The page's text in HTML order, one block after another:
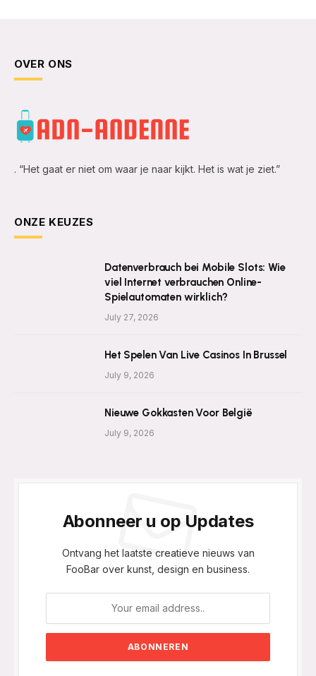
OVER ONS
. “Het gaat er niet om waar je naar kijkt. Het is wat je ziet.”
ONZE KEUZES
Datenverbrauch bei Mobile Slots: Wie
viel Internet verbrauchen Online-
Spielautomaten wirklich?
July 27, 2026
Het Spelen Van Live Casinos In Brussel
July 9, 2026
Nieuwe Gokkasten Voor België
July 9, 2026
Abonneer u op Updates
Ontvang het laatste creatieve nieuws van
FooBar over kunst, design en business.